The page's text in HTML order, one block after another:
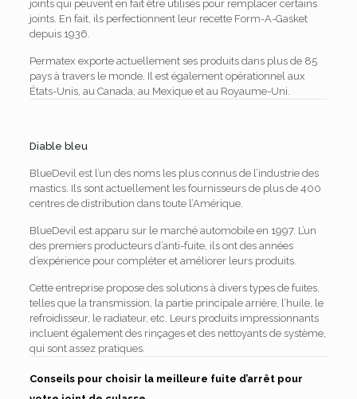
joints qui peuvent en fait être utilisés pour remplacer certains
joints. En fait, ils perfectionnent leur recette Form-A-Gasket
depuis 1936.
Permatex exporte actuellement ses produits dans plus de 85
pays à travers le monde. Il est également opérationnel aux
États-Unis, au Canada, au Mexique et au Royaume-Uni.
Diable bleu
BlueDevil est l’un des noms les plus connus de l’industrie des
mastics. Ils sont actuellement les fournisseurs de plus de 400
centres de distribution dans toute l’Amérique.
BlueDevil est apparu sur le marché automobile en 1997. L’un
des premiers producteurs d’anti-fuite, ils ont des années
d’expérience pour compléter et améliorer leurs produits.
Cette entreprise propose des solutions à divers types de fuites,
telles que la transmission, la partie principale arrière, l’huile, le
refroidisseur, le radiateur, etc. Leurs produits impressionnants
incluent également des rinçages et des nettoyants de système,
qui sont assez pratiques.
Conseils pour choisir la meilleure fuite d’arrêt pour